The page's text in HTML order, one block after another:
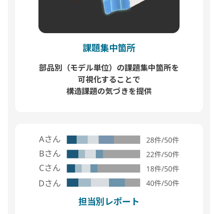
課題集中箇所
部品別（モデル単位）の課題集中箇所を
可視化することで
構造課題の気づきを提供
担当別レポート